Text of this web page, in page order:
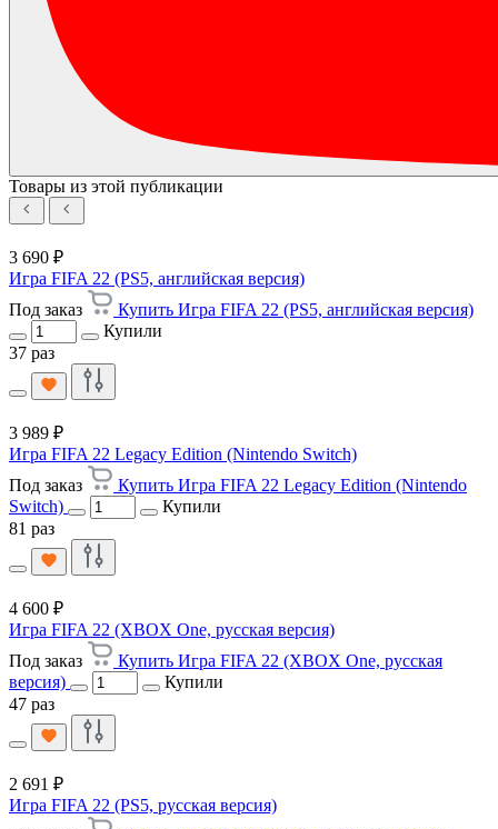
Товары из этой публикации
3 690 ₽
Игра FIFA 22 (PS5, английская версия)
Под заказ
Купить Игра FIFA 22 (PS5, английская версия)
Купили
37 раз
3 989 ₽
Игра FIFA 22 Legacy Edition (Nintendo Switch)
Под заказ
Купить Игра FIFA 22 Legacy Edition (Nintendo
Switch)
Купили
81 раз
4 600 ₽
Игра FIFA 22 (XBOX One, русская версия)
Под заказ
Купить Игра FIFA 22 (XBOX One, русская
версия)
Купили
47 раз
2 691 ₽
Игра FIFA 22 (PS5, русская версия)